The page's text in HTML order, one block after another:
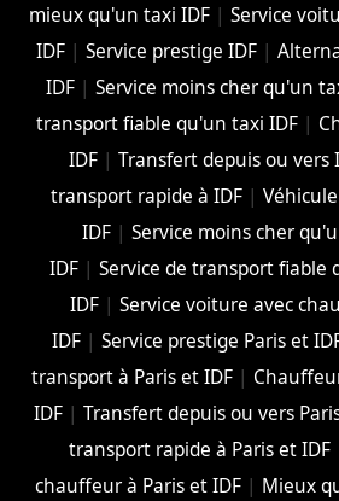
mieux qu'un taxi IDF| Service
IDF| Service prestige IDF|
IDF |Service moins cher qu'un
transport fiable qu'un taxi IDF |
IDF |Transfert depuis ou vers
transport rapide à IDF|
IDF |Service moins cher
IDF |Service de transport fiable
IDF| Service voiture avec
IDF |Service prestige Paris et
transport à Paris et IDF |
IDF |Transfert depuis ou vers
transport rapide à Paris et IDF
chauffeur à Paris et IDF | Mieux